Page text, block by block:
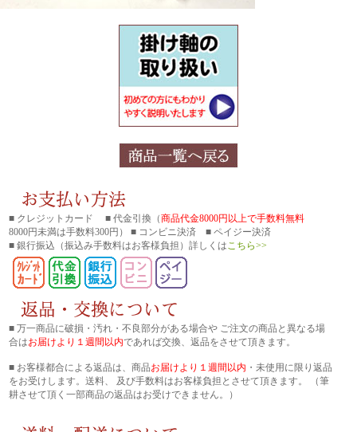
■ クレジットカード ■ 代金引換（商品代金8000円以上で手数料無料
8000円未満は手数料300円） ■ コンビニ決済 ■ ペイジー決済
■ 銀行振込 （振込み手数料はお客様負担）詳しくはこちら>>
■ 万一商品に破損・汚れ・不良部分がある場合や ご注文の商品と異なる場
合はお届けより１週間以内であれば交換、返品をさせて頂きます。
■ お客様都合による返品は、商品お届けより１週間以内 ・未使用に限り返品
をお受けします。送料、 及び手数料はお客様負担とさせて頂きます。 （筆
耕させて頂く一部商品の返品はお受けできません。）